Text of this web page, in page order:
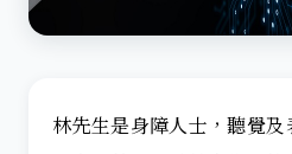
林先生是身障人士，聽覺